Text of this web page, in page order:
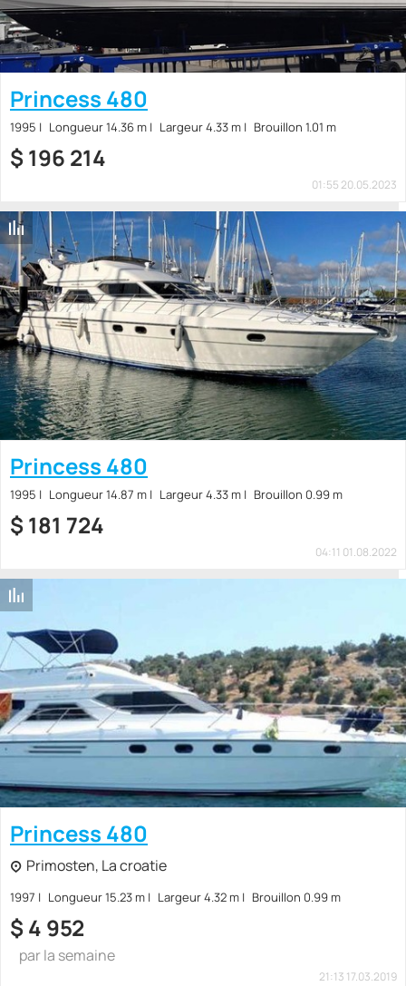
Princess 480
1995 Longueur 14.36 m Largeur 4.33 m Brouillon 1.01 m
$ 196 214
01:55 20.05.2023
Princess 480
1995 Longueur 14.87 m Largeur 4.33 m Brouillon 0.99 m
$ 181 724
04:11 01.08.2022
Princess 480
Primosten, La croatie
1997 Longueur 15.23 m Largeur 4.32 m Brouillon 0.99 m
$ 4 952
par la semaine
21:13 17.03.2019